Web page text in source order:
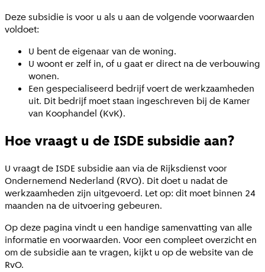
Deze subsidie is voor u als u aan de volgende voorwaarden
voldoet:
U bent de eigenaar van de woning.
U woont er zelf in, of u gaat er direct na de verbouwing
wonen.
Een gespecialiseerd bedrijf voert de werkzaamheden
uit. Dit bedrijf moet staan ingeschreven bij de Kamer
van Koophandel (KvK).
Hoe vraagt u de ISDE subsidie aan?
U vraagt de ISDE subsidie aan via de Rijksdienst voor
Ondernemend Nederland (RVO). Dit doet u nadat de
werkzaamheden zijn uitgevoerd. Let op: dit moet binnen 24
maanden na de uitvoering gebeuren.
Op deze pagina vindt u een handige samenvatting van alle
informatie en voorwaarden. Voor een compleet overzicht en
om de subsidie aan te vragen, kijkt u op de website van de
RvO.